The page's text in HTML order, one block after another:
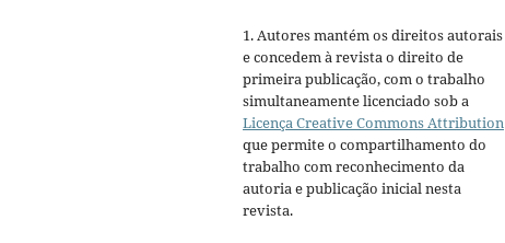
1. Autores mantém os direitos autorais
e concedem à revista o direito de
primeira publicação, com o trabalho
simultaneamente licenciado sob a
Licença Creative Commons Attribution
que permite o compartilhamento do
trabalho com reconhecimento da
autoria e publicação inicial nesta
revista.